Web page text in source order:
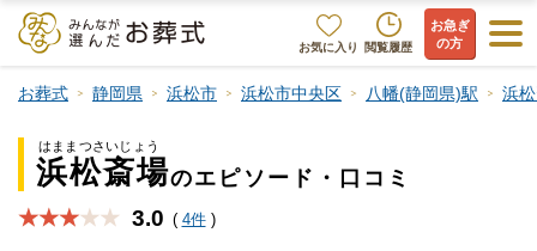
お気に入り 閲覧履歴
お急ぎ
の方
お葬式 静岡県 浜松市 浜松市中央区 八幡(静岡県)駅 浜
はままつさいじょう
浜松斎場のエピソード・口コミ
★★★ 3.0 ( 4件)